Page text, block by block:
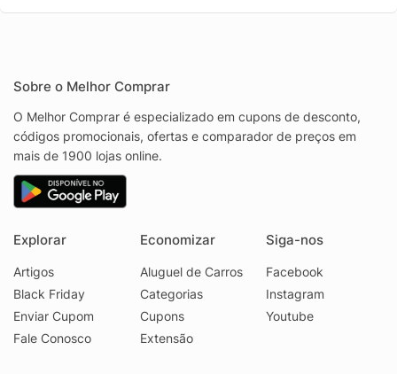
Sobre o Melhor Comprar
O Melhor Comprar é especializado em cupons de desconto,
códigos promocionais, ofertas e comparador de preços em
mais de 1900 lojas online.
Explorar
Artigos
Black Friday
Enviar Cupom
Fale Conosco
Economizar
Aluguel de Carros
Categorias
Cupons
Extensão
Siga-nos
Facebook
Instagram
Youtube